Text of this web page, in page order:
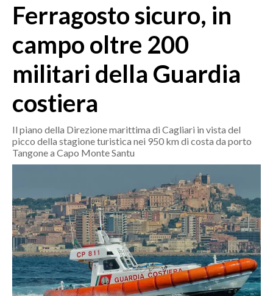
SASSARI E PROVINCIA
GALLURA
NUORO E PROVINCIA
OGLIASTRA
ITALIA
ECONOMIA
SERVIZI ALLE IMPRESE
LAVORO
BANDI
Ferragosto sicuro, in
campo oltre 200
militari della Guardia
costiera
Il piano della Direzione marittima di Cagliari in vista del
picco della stagione turistica nei 950 km di costa da porto
Tangone a Capo Monte Santu